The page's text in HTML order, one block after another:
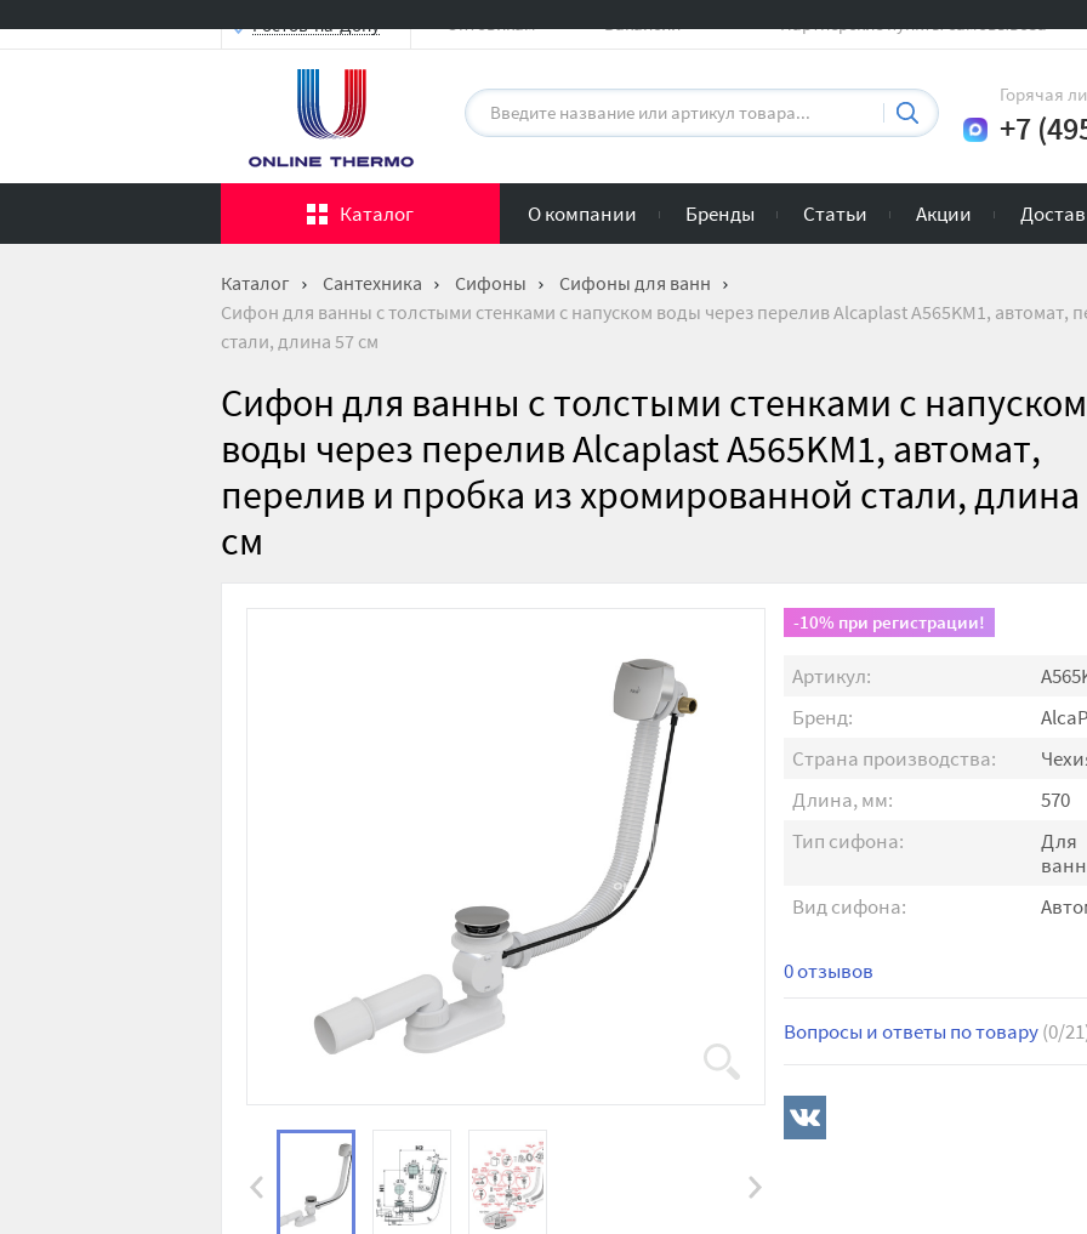
Ростов-на-Дону Оптовикам Вакансии Партнерские пункты самовывоза
Горячая
+7
Каталог О компании Бренды Статьи Акции
Каталог Сантехника Сифоны
Сифоны для ванн
Сифон для ванны с толстыми стенками с напуском воды через перелив Alcaplast A565KM1, автомат,
стали, длина 57 см
Сифон для ванны с толстыми стенками с напуском
воды через перелив Alcaplast A565KM1, автомат,
перелив и пробка из хромированной стали, длина
см
-10% при регистрации!
Артикул:
Бренд:
Страна производства:
Длина, мм:
570
Тип сифона:
Для
Вид сифона:
0 отзывов
Вопросы и ответы по товару(0/